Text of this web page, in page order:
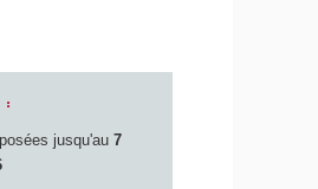
:
jusqu'au7